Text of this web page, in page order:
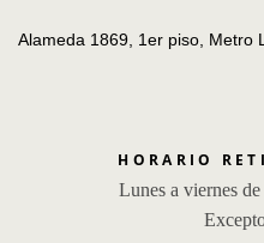
Alameda 1869, 1er piso, Metro
HORARIO
Lunes a viernes